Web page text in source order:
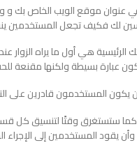
عنوان موقع الويب الخاص بك و
لك فكيف تجعل المستخدمين
الرئيسية هي أول ما يراه الزوار
عبارة بسيطة ولكنها مقنعة
يكون المستخدمون قادرين على
كما ستستغرق وقتًا لتنسيق كل
يقود المستخدمين إلى الإجراء